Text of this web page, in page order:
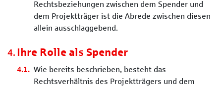
Rechtsbeziehungen zwischen dem Spender und
dem Projektträger ist die Abrede zwischen diesen
allein ausschlaggebend.
Ihre Rolle als Spender
Wie bereits beschrieben, besteht das
Rechtsverhältnis des Projektträgers und dem